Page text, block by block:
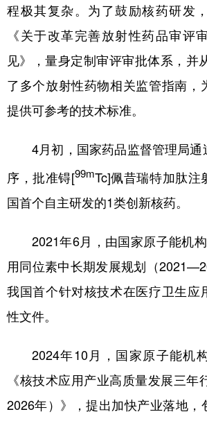
程极其复杂。为了鼓励核药研发
《关于改革完善放射性药品审评
见》，量身定制审评审批体系，并
了多个放射性药物相关监管指南，
提供可参考的技术标准。
4月初，国家药品监督管理局通
序，批准锝[99mTc]佩昔瑞特加肽注
国首个自主研发的1类创新核药。
2021年6月，由国家原子能机构
用同位素中长期发展规划（
我国首个针对核技术在医疗卫生应
性文件。
2024年10月，国家原子能机
《核技术应用产业高质量发展三
2026年）》，提出加快产业落地，